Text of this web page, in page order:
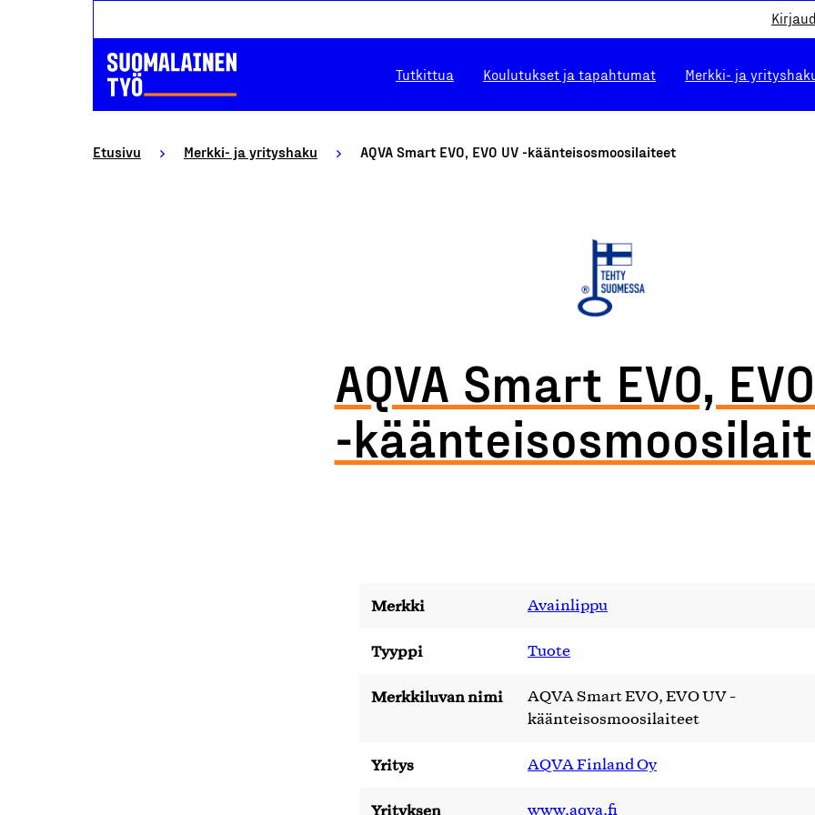
Tutkittua Koulutukset ja tapahtumat Merkki- ja
Etusivu Merkki- ja yrityshaku AQVA Smart EVO, EVO UV -käänteisosmoosilaiteet
AQVA Smart EVO,
-
Merkki Avainlippu
Tyyppi Tuote
Merkkiluvan nimi
AQVA Smart EVO, EVO UV -
käänteisosmoosilaiteet
Yritys AQVA Finland Oy
Yrityksen www.aqva.fi